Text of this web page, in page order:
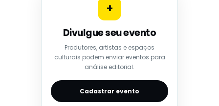
+
Divulgue seu evento
Produtores, artistas e espaços
culturais podem enviar eventos para
análise editorial.
Cadastrar evento